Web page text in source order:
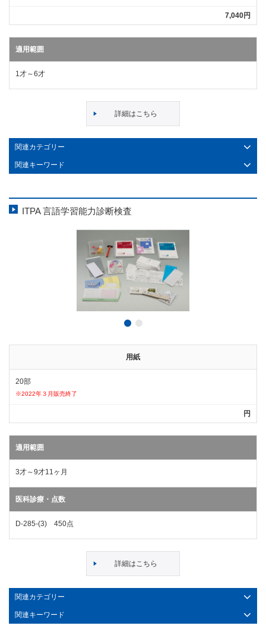
7,040円
適用範囲
1才～6才
詳細はこちら
関連カテゴリー
関連キーワード
ITPA 言語学習能力診断検査
用紙
20部
※2022年３月販売終了
円
適用範囲
3才～9才11ヶ月
医科診療・点数
D-285-(3) 450点
詳細はこちら
関連カテゴリー
関連キーワード